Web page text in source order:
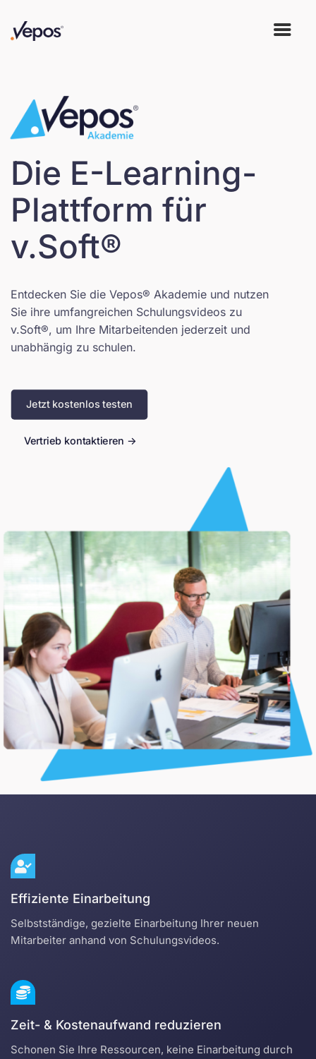
Die E-Learning-
Plattform für
v.Soft®
Entdecken Sie die Vepos® Akademie und nutzen
Sie ihre umfangreichen Schulungsvideos zu
v.Soft®, um Ihre Mitarbeitenden jederzeit und
unabhängig zu schulen.
Jetzt kostenlos testen
Vertrieb kontaktieren ->
Effiziente Einarbeitung
Selbstständige, gezielte Einarbeitung Ihrer neuen
Mitarbeiter anhand von Schulungsvideos.
Zeit- & Kostenaufwand reduzieren
Schonen Sie Ihre Ressourcen, keine Einarbeitung durch